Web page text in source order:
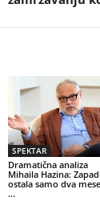
SPEKTAR
Dramatična analiza
Mihaila Hazina:
ostala samo dva
…